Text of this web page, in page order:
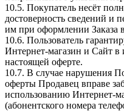
10.5. Покупатель несёт
достоверность сведений и
им при оформлении Заказа
10.6. Пользователь
Интернет-магазин и Сайт
настоящей оферте.
10.7. В случае нарушения
оферты Продавец вправе
использованию Интернет-
(абонентского номера